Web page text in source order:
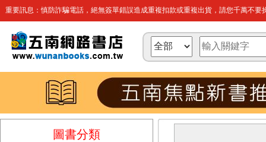
重要訊息：慎防詐騙電話，絕無簽單錯誤造成重複扣款或重複出貨，請您千萬不要
圖書分類